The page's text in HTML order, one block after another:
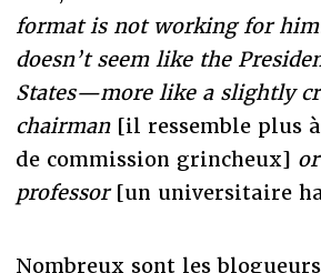
format is not working for
doesn’t seem like the
States—more like a slightly
chairman[il ressemble plus
de commission grincheux]
professor [un universitaire
Nombreux sont les